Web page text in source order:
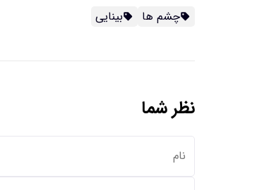
چشم ها بینایی
نظر شما